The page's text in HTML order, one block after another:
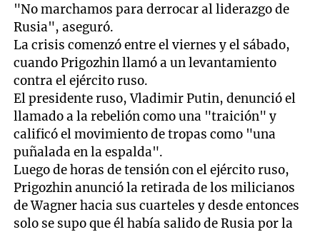
"No marchamos para derrocar al liderazgo de
Rusia", aseguró.
La crisis comenzó entre el viernes y el sábado,
cuando Prigozhin llamó a un levantamiento
contra el ejército ruso.
El presidente ruso, Vladimir Putin, denunció el
llamado a la rebelión como una "traición" y
calificó el movimiento de tropas como "una
puñalada en la espalda".
Luego de horas de tensión con el ejército ruso,
Prigozhin anunció la retirada de los milicianos
de Wagner hacia sus cuarteles y desde entonces
solo se supo que él había salido de Rusia por la